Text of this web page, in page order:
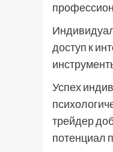
доступ к
Успех
трейдер
потенциал